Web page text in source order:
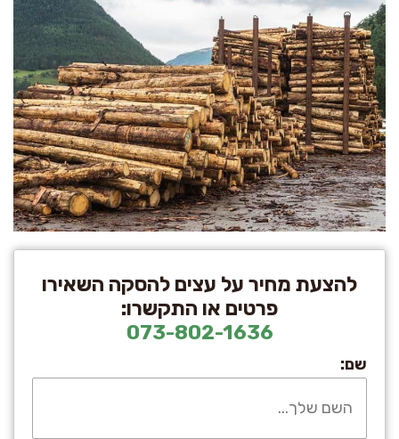
להצעת מחיר על עצים להסקה השאירו
פרטים או התקשרו:
073-802-1636
שם: